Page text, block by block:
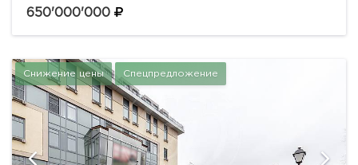
Кремль и набережную. Офисное помещение
650'000'000
Снижение цены Спецпредложение